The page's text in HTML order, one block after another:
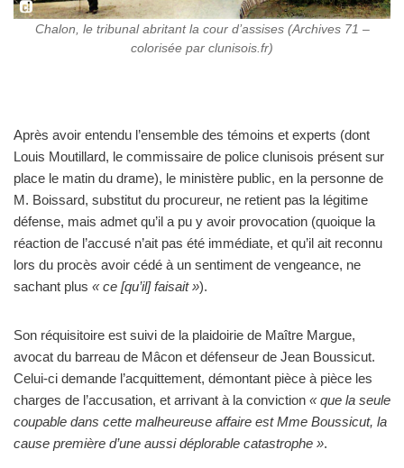
Chalon, le tribunal abritant la cour d’assises (Archives 71 –
colorisée par clunisois.fr)
Après avoir entendu l’ensemble des témoins et experts (dont
Louis Moutillard, le commissaire de police clunisois présent sur
place le matin du drame), le ministère public, en la personne de
M. Boissard, substitut du procureur, ne retient pas la légitime
défense, mais admet qu’il a pu y avoir provocation (quoique la
réaction de l’accusé n’ait pas été immédiate, et qu’il ait reconnu
lors du procès avoir cédé à un sentiment de vengeance, ne
sachant plus « ce [qu’il] faisait »).
Son réquisitoire est suivi de la plaidoirie de Maître Margue,
avocat du barreau de Mâcon et défenseur de Jean Boussicut.
Celui-ci demande l’acquittement, démontant pièce à pièce les
charges de l’accusation, et arrivant à la conviction « que la seule
coupable dans cette malheureuse affaire est Mme Boussicut, la
cause première d’une aussi déplorable catastrophe ».